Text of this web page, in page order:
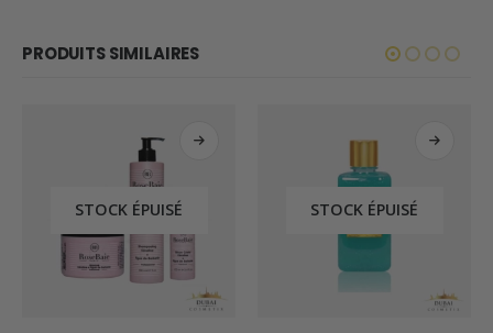
PRODUITS SIMILAIRES
STOCK ÉPUISÉ STOCK ÉPUISÉ